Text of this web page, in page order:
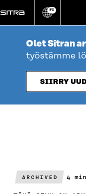
suoraan
sisältöön
Vaihda
kieli
FI
Olet Sitran
työstämme
SIIRRY
ARCHIVED 4 min